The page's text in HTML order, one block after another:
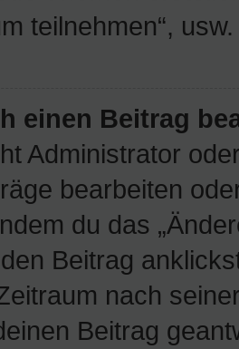
teilnehmen“, usw.
einen Beitrag
Administrator
bearbeiten
du das
Beitrag
nach
Beitrag